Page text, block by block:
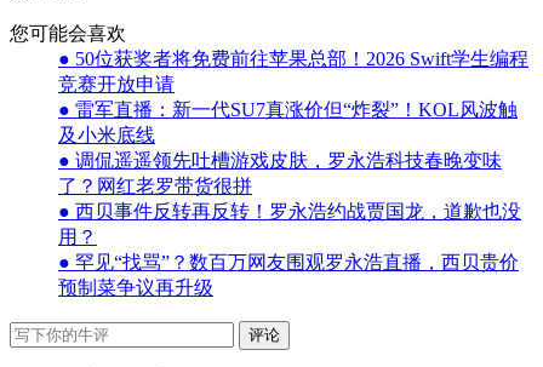
您可能会喜欢
● 50位获奖者将免费前往苹果总部！2026 Swift学生编程
竞赛开放申请
● 雷军直播：新一代SU7真涨价但“炸裂”！KOL风波触
及小米底线
● 调侃遥遥领先吐槽游戏皮肤，罗永浩科技春晚变味
了？网红老罗带货很拼
● 西贝事件反转再反转！罗永浩约战贾国龙，道歉也没
用？
● 罕见“找骂”？数百万网友围观罗永浩直播，西贝贵价
预制菜争议再升级
评论